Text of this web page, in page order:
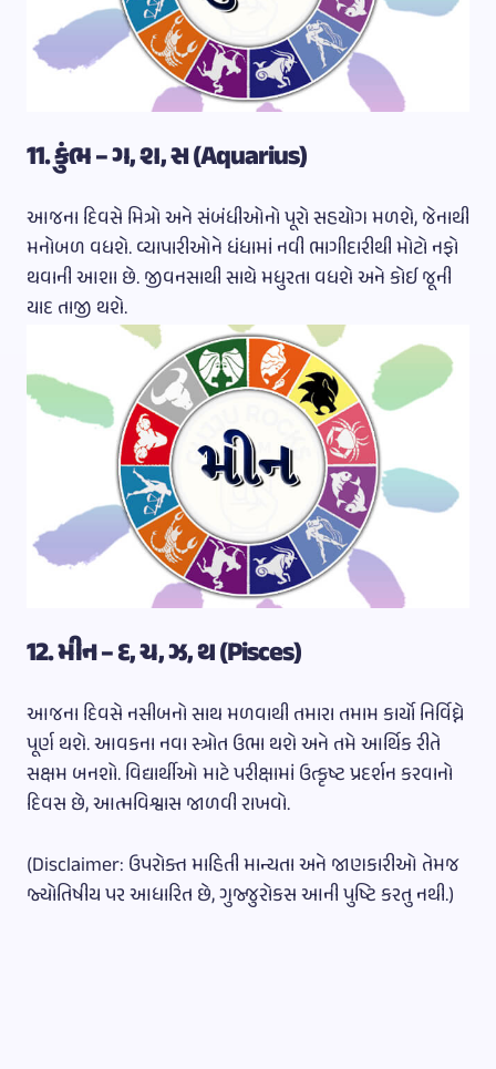
11. કુંભ – ગ, શ, સ (Aquarius)
આજના દિવસે મિત્રો અને સંબંધીઓનો પૂરો સહયોગ મળશે, જેનાથી
મનોબળ વધશે. વ્યાપારીઓને ધંધામાં નવી ભાગીદારીથી મોટો નફો
થવાની આશા છે. જીવનસાથી સાથે મધુરતા વધશે અને કોઈ જૂની
યાદ તાજી થશે.
12. મીન – દ, ચ, ઝ, થ (Pisces)
આજના દિવસે નસીબનો સાથ મળવાથી તમારા તમામ કાર્યો નિર્વિઘ્ને
પૂર્ણ થશે. આવકના નવા સ્ત્રોત ઉભા થશે અને તમે આર્થિક રીતે
સક્ષમ બનશો. વિદ્યાર્થીઓ માટે પરીક્ષામાં ઉત્કૃષ્ટ પ્રદર્શન કરવાનો
દિવસ છે, આત્મવિશ્વાસ જાળવી રાખવો.
(Disclaimer: ઉપરોક્ત માહિતી માન્યતા અને જાણકારીઓ તેમજ
જ્યોતિષીય પર આધારિત છે, ગુજ્જુરોકસ આની પુષ્ટિ કરતુ નથી.)